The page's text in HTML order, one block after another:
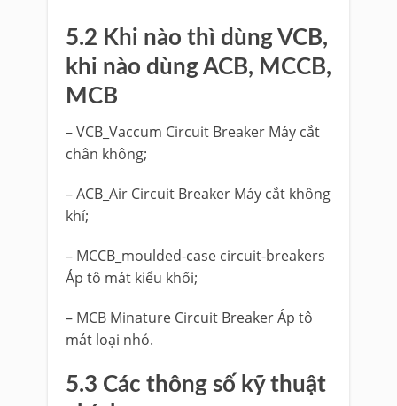
5.2 Khi nào thì dùng VCB,
khi nào dùng ACB, MCCB,
MCB
– VCB_Vaccum Circuit Breaker Máy cắt
chân không;
– ACB_Air Circuit Breaker Máy cắt không
khí;
– MCCB_moulded-case circuit-breakers
Áp tô mát kiểu khối;
– MCB Minature Circuit Breaker Áp tô
mát loại nhỏ.
5.3 Các thông số kỹ thuật